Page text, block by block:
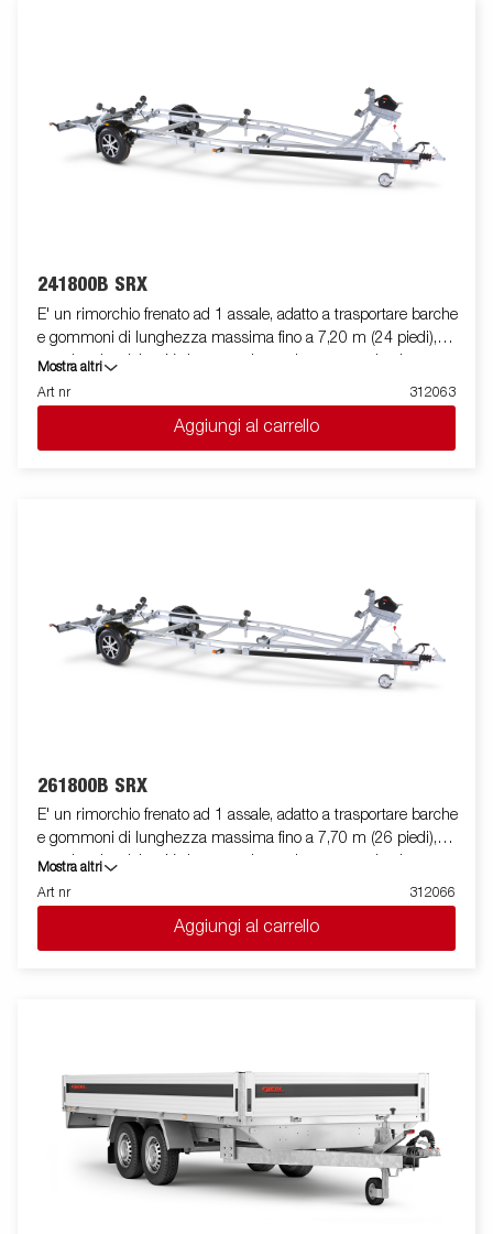
241800B SRX
E' un rimorchio frenato ad 1 assale, adatto a trasportare barche
e gommoni di lunghezza massima fino a 7,20 m (24 piedi),
con doppio telaio a V che garantisce robustezza ed ottima
stabilità durante il traino. La sua dotazione standard prevede
due slitte posteriori ribaltabili e rulli laterali ad alta resistenza di
qualità superiore. Il telaio del rimorchio è totalmente zincato a
caldo, per garantire una durevole resistenza alla corrosione. Il
luci posteriore è facilmente amovibile, in modo da facilitare il
varo e l'alaggio dell'imbarcazione trasportata. Le immagini sono
solo a scopo illustrativo e possono mostrare accessori opzionali.
Mostra altri
Art nr
312063
Aggiungi al carrello
261800B SRX
E' un rimorchio frenato ad 1 assale, adatto a trasportare barche
e gommoni di lunghezza massima fino a 7,70 m (26 piedi),
con doppio telaio a V che garantisce robustezza ed ottima
stabilità durante il traino. La sua dotazione standard prevede
due slitte posteriori ribaltabili e rulli laterali ad alta resistenza di
qualità superiore. Il telaio del rimorchio è totalmente zincato a
caldo, per garantire una durevole resistenza alla corrosione. Il
posizionamento ed l'alloggiamento dell'imbarcazione. La barra
luci posteriore è facilmente amovibile, in modo da facilitare il
varo e l'alaggio dell'imbarcazione trasportata. Le immagini sono
solo a scopo illustrativo e possono mostrare accessori opzionali.
Mostra altri
Art nr
312066
Aggiungi al carrello